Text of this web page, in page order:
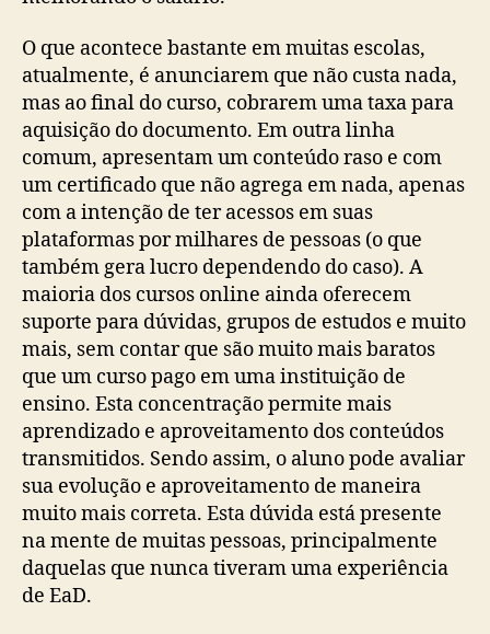
O que acontece bastante em muitas escolas,
atualmente, é anunciarem que não custa nada,
mas ao final do curso, cobrarem uma taxa para
aquisição do documento. Em outra linha
comum, apresentam um conteúdo raso e com
um certificado que não agrega em nada, apenas
com a intenção de ter acessos em suas
plataformas por milhares de pessoas (o que
também gera lucro dependendo do caso). A
maioria dos cursos online ainda oferecem
suporte para dúvidas, grupos de estudos e muito
mais, sem contar que são muito mais baratos
que um curso pago em uma instituição de
ensino. Esta concentração permite mais
aprendizado e aproveitamento dos conteúdos
transmitidos. Sendo assim, o aluno pode avaliar
sua evolução e aproveitamento de maneira
muito mais correta. Esta dúvida está presente
na mente de muitas pessoas, principalmente
daquelas que nunca tiveram uma experiência
de EaD.